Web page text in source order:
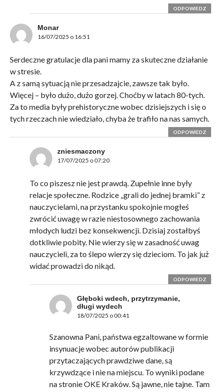
ODPOWIEDZ
Monar
16/07/2025 o 16:51
Serdeczne gratulacje dla pani mamy za skuteczne działanie
w stresie.
A z samą sytuacją nie przesadzajcie, zawsze tak było.
Więcej – było dużo, dużo gorzej. Choćby w latach 80-tych.
Za to media były prehistoryczne wobec dzisiejszych i się o
tych rzeczach nie wiedziało, chyba że trafiło na nas samych.
ODPOWIEDZ
zniesmaczony
17/07/2025 o 07:20
To co piszesz nie jest prawdą. Zupełnie inne były
relacje społeczne. Rodzice „grali do jednej bramki” z
nauczycielami, na przystanku spokojnie mogłeś
zwrócić uwagę w razie niestosownego zachowania
młodych ludzi bez konsekwencji. Dzisiaj zostałbyś
dotkliwie pobity. Nie wierzy się w zasadność uwag
nauczycieli, za to ślepo wierzy się dzieciom. To jak już
widać prowadzi do nikąd.
ODPOWIEDZ
Głęboki wdech, przytrzymanie,
długi wydech
18/07/2025 o 00:41
Szanowna Pani, państwa egzaltowane w formie
insynuacje wobec autorów publikacji
przytaczających prawdziwe dane, są
krzywdzące i nie na miejscu. To wyniki podane
na stronie OKE Kraków. Są jawne, nie tajne. Tam